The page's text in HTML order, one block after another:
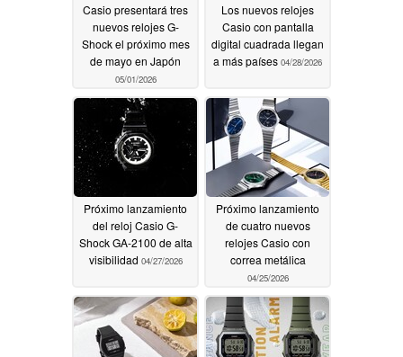
Casio presentará tres
nuevos relojes G-
Shock el próximo mes
de mayo en Japón
05/01/2026
Los nuevos relojes
Casio con pantalla
digital cuadrada llegan
a más países 04/28/2026
Próximo lanzamiento
del reloj Casio G-
Shock GA-2100 de alta
visibilidad 04/27/2026
Próximo lanzamiento
de cuatro nuevos
relojes Casio con
correa metálica
04/25/2026